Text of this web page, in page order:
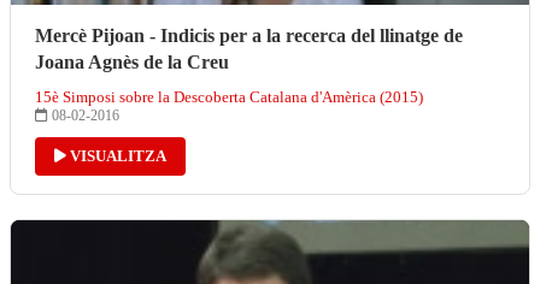
Mercè Pijoan - Indicis per a la recerca del llinatge de
Joana Agnès de la Creu
15è Simposi sobre la Descoberta Catalana d'Amèrica (2015)
08-02-2016
VISUALITZA